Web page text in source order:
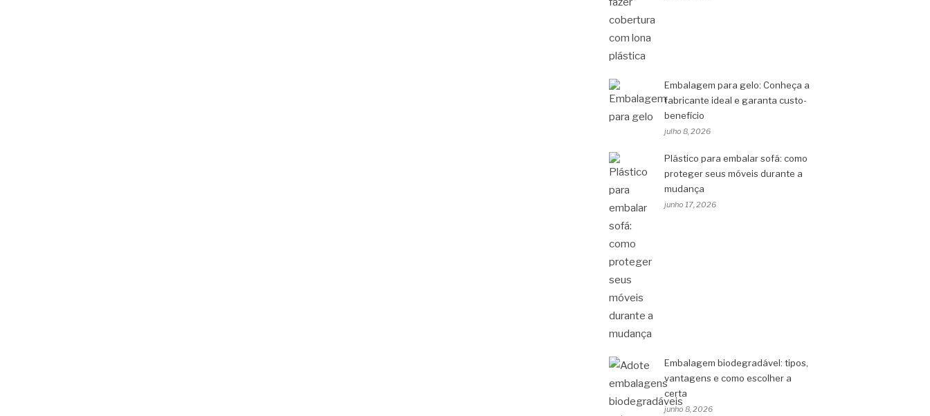
Embalagem para gelo: Conheça a
fabricante ideal e garanta custo-
benefício
julho 8, 2026
Plástico para embalar sofá: como
proteger seus móveis durante a
mudança
junho 17, 2026
Embalagem biodegradável: tipos,
vantagens e como escolher a
certa
junho 8, 2026